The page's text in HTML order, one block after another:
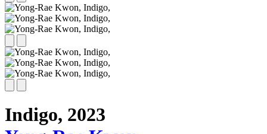
Indigo, 2023